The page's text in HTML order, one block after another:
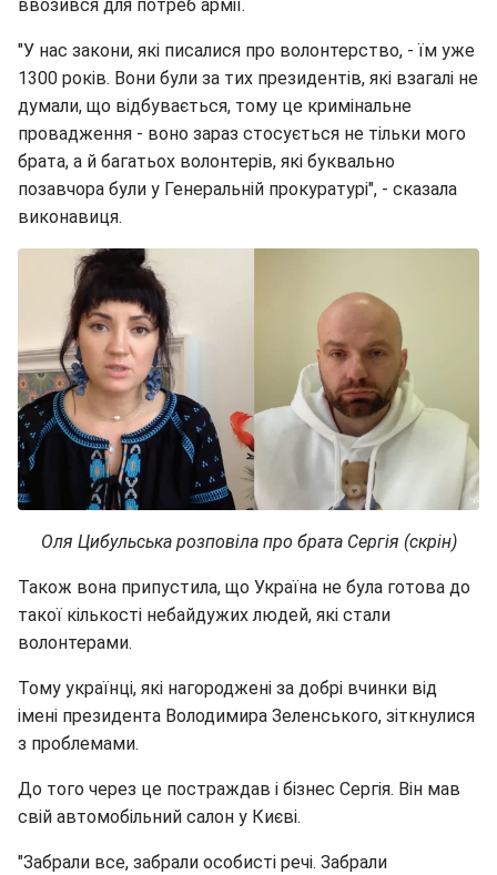
ввозився для потреб армії.
"У нас закони, які писалися про волонтерство, - їм уже
1300 років. Вони були за тих президентів, які взагалі не
думали, що відбувається, тому це кримінальне
провадження - воно зараз стосується не тільки мого
брата, а й багатьох волонтерів, які буквально
позавчора були у Генеральній прокуратурі", - сказала
виконавиця.
Оля Цибульська розповіла про брата Сергія (скрін)
Також вона припустила, що Україна не була готова до
такої кількості небайдужих людей, які стали
волонтерами.
Тому українці, які нагороджені за добрі вчинки від
імені президента Володимира Зеленського, зіткнулися
з проблемами.
До того через це постраждав і бізнес Сергія. Він мав
свій автомобільний салон у Києві.
"Забрали все, забрали особисті речі. Забрали